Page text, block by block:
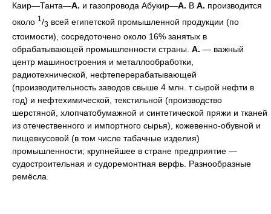
Каир—Танта—А. и газопровода Абукир—А. В А. производится
около 1 /3 всей египетской промышленной продукции (по
стоимости), сосредоточено около 16% занятых в
обрабатывающей промышленности страны. А. — важный
центр машиностроения и металлообработки,
радиотехнической, нефтеперерабатывающей
(производительность заводов свыше 4 млн. т сырой нефти в
год) и нефтехимической, текстильной (производство
шерстяной, хлопчатобумажной и синтетической пряжи и тканей
из отечественного и импортного сырья), кожевенно-обувной и
пищевкусовой (в том числе табачные изделия)
промышленности; крупнейшее в стране предприятие —
судостроительная и судоремонтная верфь. Разнообразные
ремёсла.